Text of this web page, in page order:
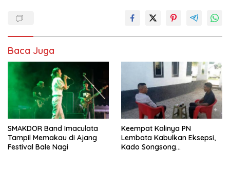
Baca Juga
SMAKDOR Band Imaculata
Tampil Memakau di Ajang
Festival Bale Nagi
Keempat Kalinya PN
Lembata Kabulkan Eksepsi,
Kado Songsong